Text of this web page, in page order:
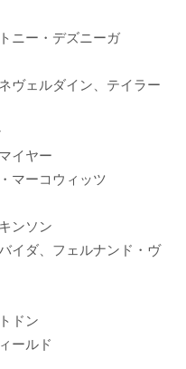
ニー・デズニーガ
ヴェルダイン、テイラー
イヤー
マーコウィッツ
ンソン
イダ、フェルナンド・ヴ
ドン
ールド